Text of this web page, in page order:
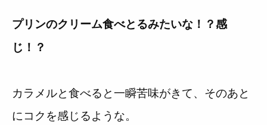
プリンのクリーム食べとるみたいな！？感
じ！？
カラメルと食べると一瞬苦味がきて、そのあと
にコクを感じるような。